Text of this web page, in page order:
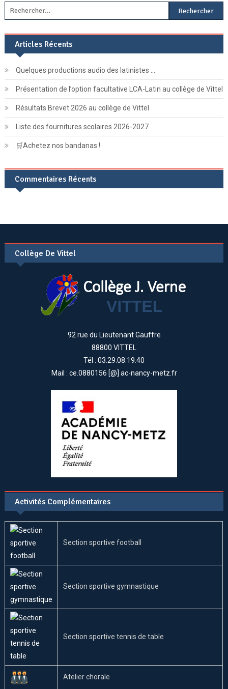
Rechercher :
Articles Récents
Quelques productions audio des latinistes …
Présentation de l’option facultative LCA-Latin au collège de Vittel
Résultats Brevet 2026 au collège de Vittel
Liste des fournitures scolaires 2026-2027
🛒Achetez nos bandanas !
Commentaires Récents
Collège De Vittel
92 rue du Lieutenant Gauffre
88800 VITTEL
Tél : 03.29.08.19.40
Mail : ce.0880156 [@] ac-nancy-metz.fr
Activités Complémentaires
Section sportive football
Section sportive gymnastique
Section sportive tennis de table
Atelier chorale